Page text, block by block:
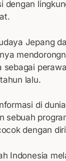
dengan
Jepang
sebagai
lalu.
di
sebuah
dengan
Indonesia